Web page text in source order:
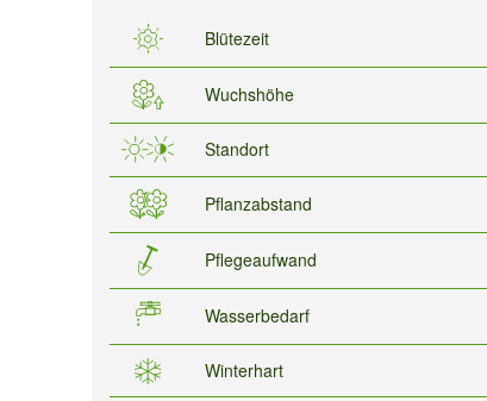
Blütezeit
Wuchshöhe
Standort
Pflanzabstand
Pflegeaufwand
Wasserbedarf
Winterhart